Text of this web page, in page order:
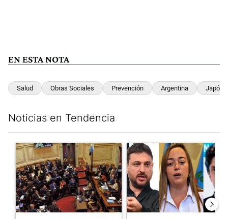
EN ESTA NOTA
Salud Obras Sociales Prevención Argentina Japón
Noticias en Tendencia
Un artículo de tendencia con el título "Qué queda de la ley de
Un artículo de tendencia con